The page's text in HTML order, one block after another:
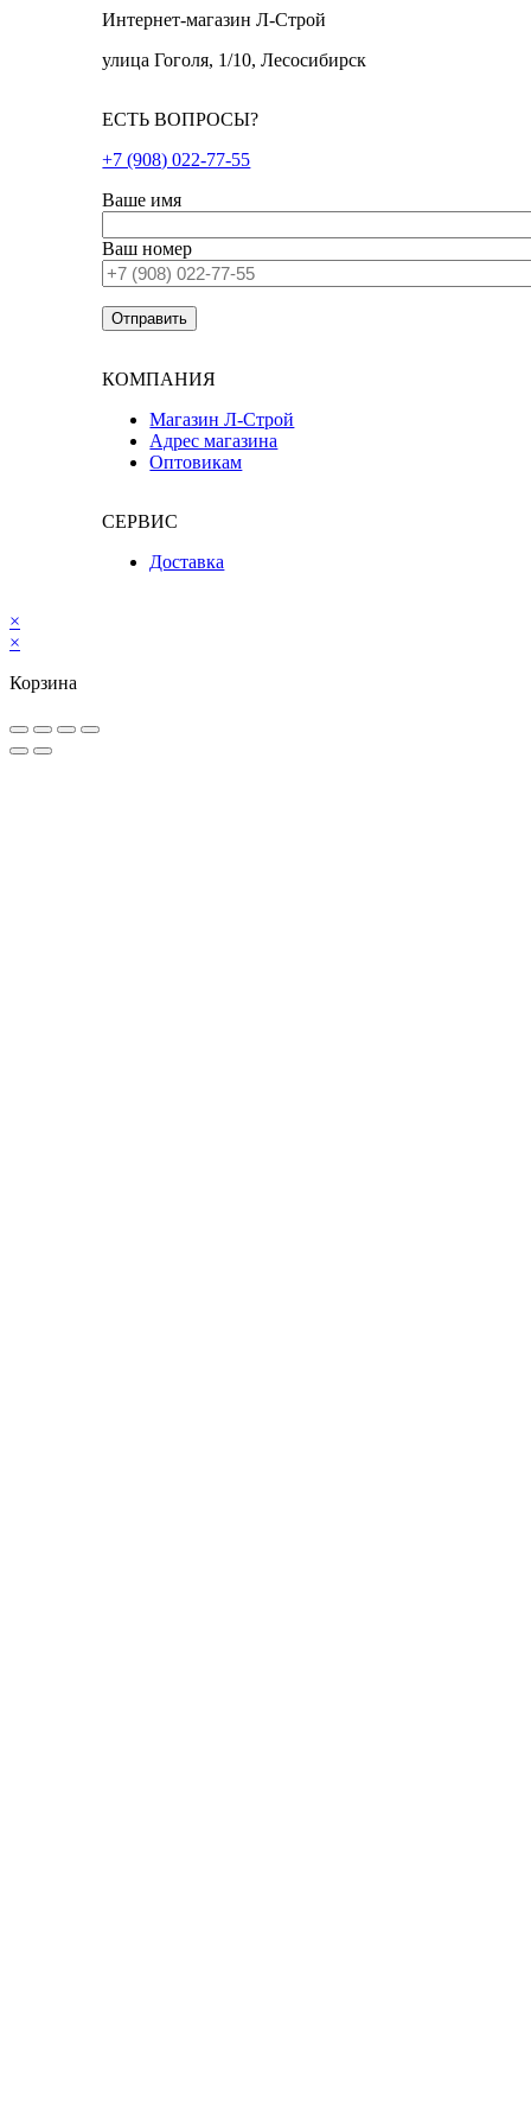
Интернет-магазин Л-Строй
улица Гоголя, 1/10, Лесосибирск
ЕСТЬ ВОПРОСЫ?
+7 (908) 022-77-55
Ваше имя
Ваш номер
КОМПАНИЯ
Магазин Л-Строй
Адрес магазина
Оптовикам
СЕРВИС
Доставка
×
×
Корзина